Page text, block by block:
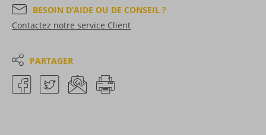
BESOIN D’AIDE OU DE CONSEIL ?
Contactez notre service Client
PARTAGER